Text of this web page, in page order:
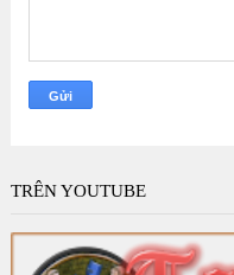
TRÊN YOUTUBE